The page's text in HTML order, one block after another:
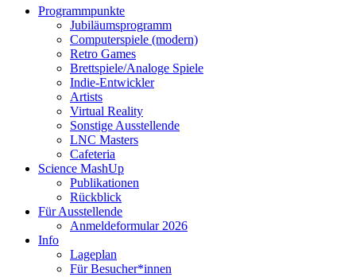
Programmpunkte
Jubiläumsprogramm
Computerspiele (modern)
Retro Games
Brettspiele/Analoge Spiele
Indie-Entwickler
Artists
Virtual Reality
Sonstige Ausstellende
LNC Masters
Cafeteria
Science MashUp
Publikationen
Rückblick
Für Ausstellende
Anmeldeformular 2026
Info
Lageplan
Für Besucher*innen